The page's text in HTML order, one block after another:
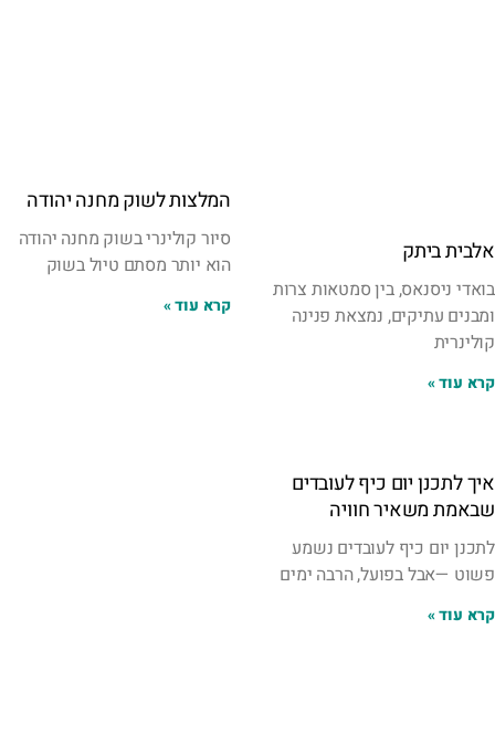
אלבית ביתק
בואדי ניסנאס, בין סמטאות צרות
ומבנים עתיקים, נמצאת פנינה
קולינרית
קרא עוד »
המלצות לשוק מחנה יהודה
סיור קולינרי בשוק מחנה יהודה
הוא יותר מסתם טיול בשוק
קרא עוד »
איך לתכנן יום כיף לעובדים
שבאמת משאיר חוויה
לתכנן יום כיף לעובדים נשמע
פשוט —אבל בפועל, הרבה ימים
קרא עוד »